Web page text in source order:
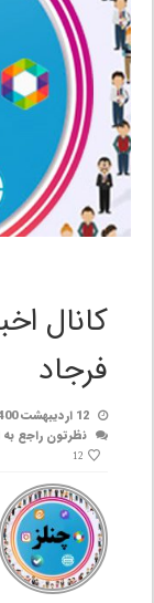
کانال
فرجاد
12 اردیبهشت 1400
نظرتون راجع
12